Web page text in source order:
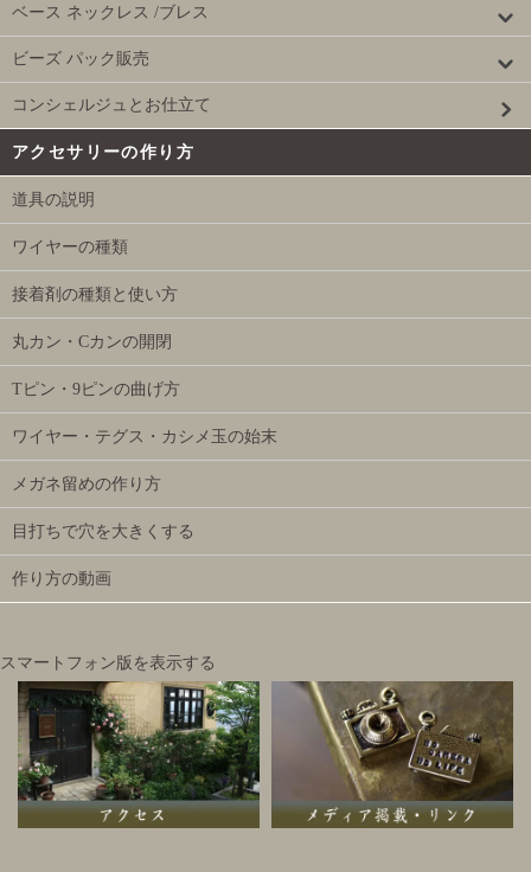
ベース ネックレス /ブレス
ビーズ パック販売
コンシェルジュとお仕立て
アクセサリーの作り方
道具の説明
ワイヤーの種類
接着剤の種類と使い方
丸カン・Cカンの開閉
Tピン・9ピンの曲げ方
ワイヤー・テグス・カシメ玉の始末
メガネ留めの作り方
目打ちで穴を大きくする
作り方の動画
スマートフォン版を表示する